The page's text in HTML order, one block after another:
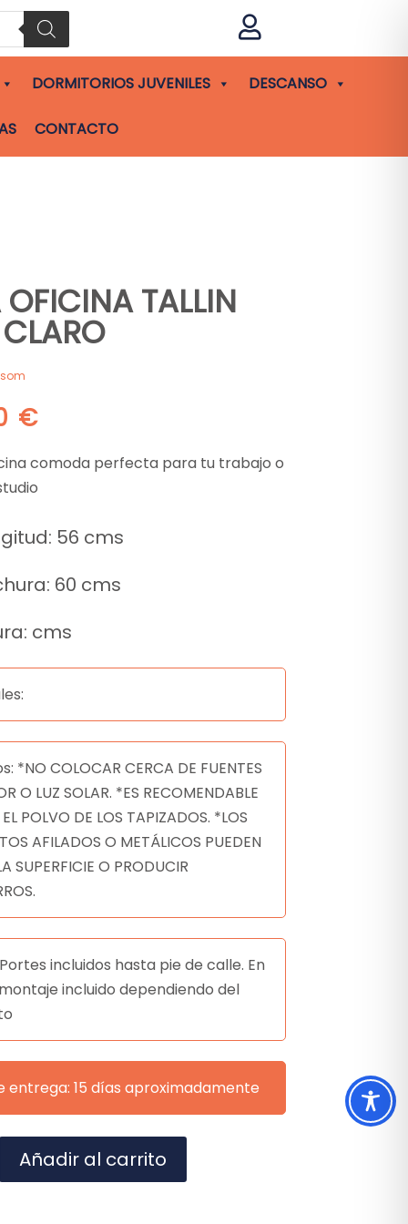

DORMITORIOS JUVENILES DESCANSO
CONTACTO
OFICINA TALLIN
€
comoda perfecta para tu trabajo o
56 cms
60 cms
cms
*NO COLOCAR CERCA DE FUENTES
O LUZ SOLAR. *ES RECOMENDABLE
POLVO DE LOS TAPIZADOS. *LOS
AFILADOS O METÁLICOS PUEDEN
SUPERFICIE O PRODUCIR
incluidos hasta pie de calle. En
incluido dependiendo del
entrega: 15 días aproximadamente
Añadir al carrito